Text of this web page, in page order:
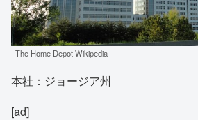
The Home Depot Wikipedia
本社：ジョージア州
[ad]